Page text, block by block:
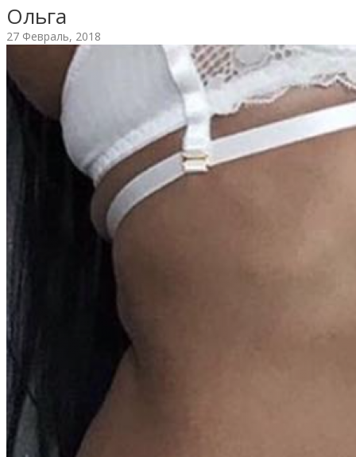
Ольга
27 Февраль, 2018